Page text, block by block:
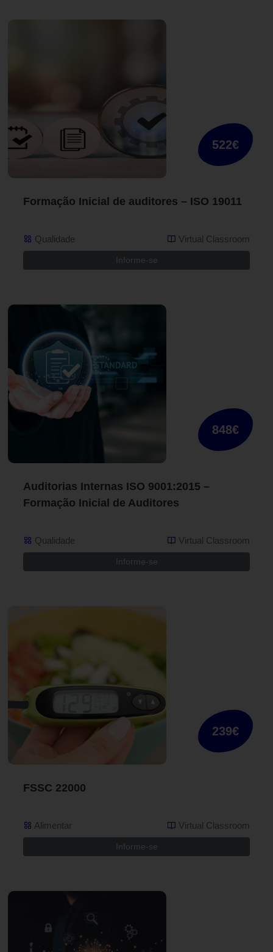
522€
Formação Inicial de auditores – ISO 19011
Qualidade Virtual Classroom
Informe-se
848€
Auditorias Internas ISO 9001:2015 –
Formação Inicial de Auditores
Qualidade Virtual Classroom
Informe-se
239€
FSSC 22000
Alimentar Virtual Classroom
Informe-se